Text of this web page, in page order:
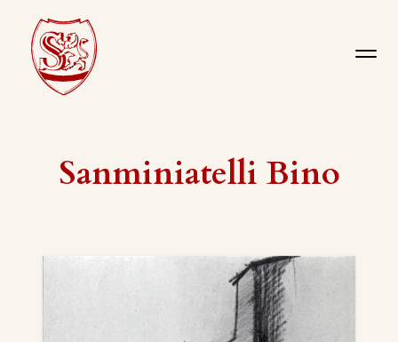
Sanminiatelli Bino